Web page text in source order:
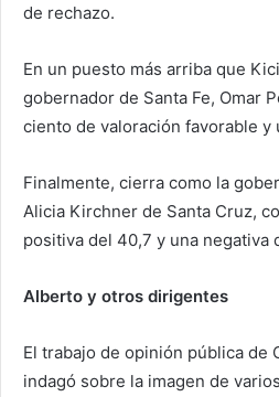
de rechazo.
En un puesto más arriba que
gobernador de Santa Fe, Omar
ciento de valoración favorable y
Finalmente, cierra como la
Alicia Kirchner de Santa Cruz,
positiva del 40,7 y una negativa
Alberto y otros dirigentes
El trabajo de opinión pública de
indagó sobre la imagen de